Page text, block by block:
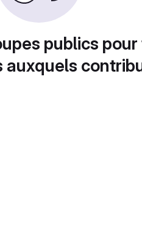
publics
auxquels